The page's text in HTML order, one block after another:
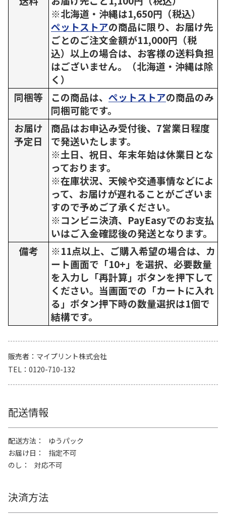
※北海道・沖縄は1,650円（税込）
ペットストアの商品に限り、お届け先
ごとのご注文金額が11,000円（税
込）以上の場合は、お客様の送料負担
はございません。（北海道・沖縄は除
く）
同梱等
この商品は、 ペットストアの商品のみ
同梱可能です。
お届け
予定日
商品はお申込み受付後、7営業日程度
で発送いたします。
※土日、祝日、年末年始は休業日とな
っております。
※在庫状況、天候や交通事情などによ
って、お届けが遅れることがございま
すので予めご了承ください。
※コンビニ決済、PayEasyでのお支払
いはご入金確認後の発送となります。
備考
※11点以上、ご購入希望の場合は、カ
ート画面で「10+」を選択、必要数量
を入力し「再計算」ボタンを押下して
ください。当画面での「カートに入れ
る」ボタン押下時の数量選択は1個で
結構です。
販売者
マイプリント株式会社
TEL
0120-710-132
配送情報
配送方法
ゆうパック
お届け日
指定不可
のし
対応不可
決済方法